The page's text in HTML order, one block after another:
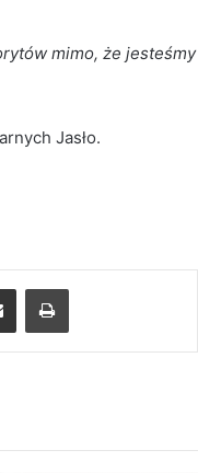
mimo, że jesteśmy
Jasło.